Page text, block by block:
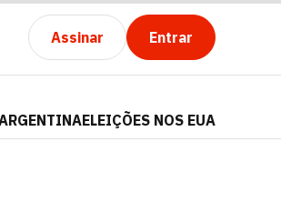
Assinar Entrar
ELEIÇÕES NOS EUA